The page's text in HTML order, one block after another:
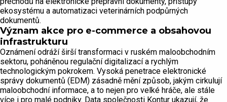
ekosystému a automatizaci veterinárních podpůrných
dokumentů.
Význam akce pro e-commerce a obsahovou
infrastrukturu
Oznámení odráží širší transformaci v ruském maloobchodním
sektoru, poháněnou regulační digitalizací a rychlým
technologickým pokrokem. Vysoká penetrace elektronické
správy dokumentů (EDM) zásadně mění způsob, jakým cirkulují
maloobchodní informace, a to nejen pro velké hráče, ale stále
více i pro malé podniky. Data společnosti Kontur ukazují, že